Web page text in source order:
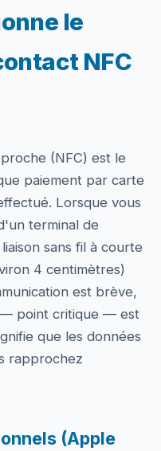
le
NFC
(NFC) est le
paiement par carte
Lorsque vous
terminal de
sans fil à courte
4 centimètres)
est brève,
— point critique — est
que les données
rapprochez
(Apple